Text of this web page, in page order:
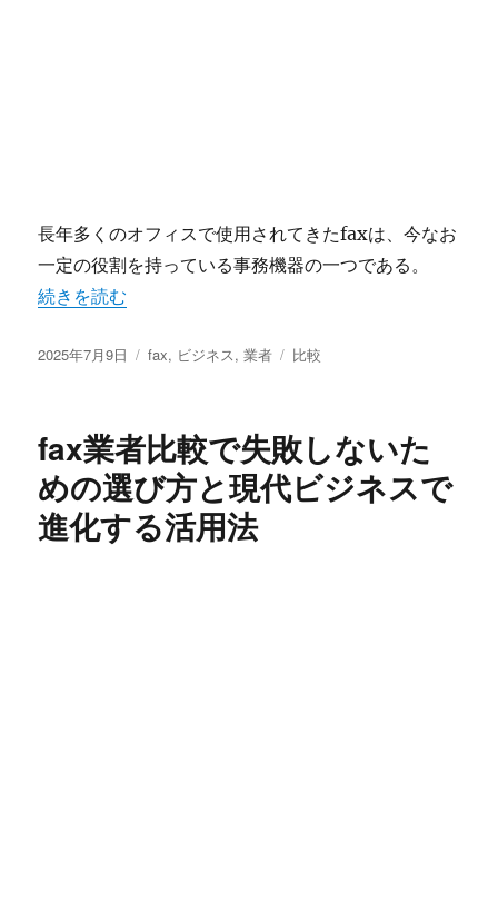
長年多くのオフィスで使用されてきたfaxは、今なお
一定の役割を持っている事務機器の一つである。
“faxの進化と業者比較による業務効率化とコスト最適化
続きを読む
投
2025年7月9日
カ
ー
fax, ビジネス,業者
タ
比較
fax業者比較で失敗しないた
めの選び方と現代ビジネスで
進化する活用法